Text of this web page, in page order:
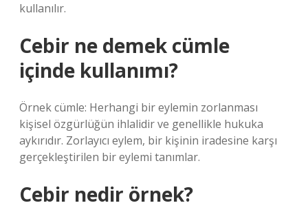
kullanılır.
Cebir ne demek cümle
içinde kullanımı?
Örnek cümle: Herhangi bir eylemin zorlanması
kişisel özgürlüğün ihlalidir ve genellikle hukuka
aykırıdır. Zorlayıcı eylem, bir kişinin iradesine karşı
gerçekleştirilen bir eylemi tanımlar.
Cebir nedir örnek?